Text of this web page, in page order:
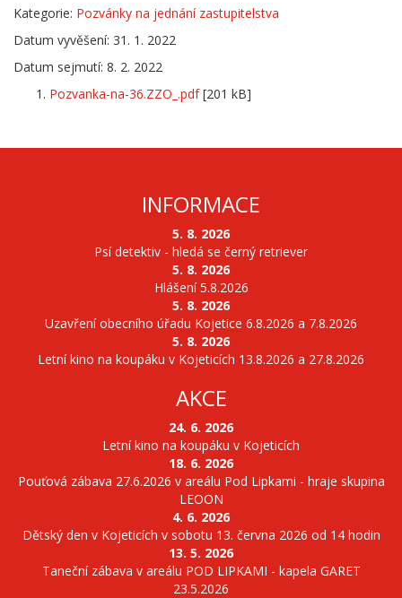
Kategorie: Pozvánky na jednání zastupitelstva
Datum vyvěšení: 31. 1. 2022
Datum sejmutí: 8. 2. 2022
Pozvanka-na-36.ZZO_.pdf[201 kB]
INFORMACE
5. 8. 2026
Psí detektiv - hledá se černý retriever
5. 8. 2026
Hlášení 5.8.2026
5. 8. 2026
Uzavření obecního úřadu Kojetice 6.8.2026 a 7.8.2026
5. 8. 2026
Letní kino na koupáku v Kojeticích 13.8.2026 a 27.8.2026
AKCE
24. 6. 2026
Letní kino na koupáku v Kojeticích
18. 6. 2026
Pouťová zábava 27.6.2026 v areálu Pod Lipkami - hraje skupina
LEOON
4. 6. 2026
Dětský den v Kojeticích v sobotu 13. června 2026 od 14 hodin
13. 5. 2026
Taneční zábava v areálu POD LIPKAMI - kapela GARET
23.5.2026